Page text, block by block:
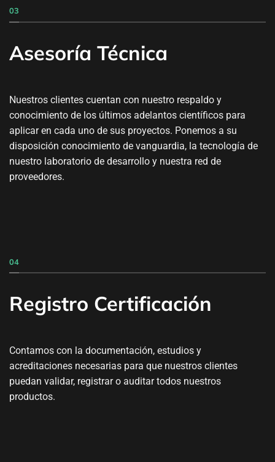
03
Asesoría Técnica
Nuestros clientes cuentan con nuestro respaldo y
conocimiento de los últimos adelantos científicos para
aplicar en cada uno de sus proyectos. Ponemos a su
disposición conocimiento de vanguardia, la tecnología de
nuestro laboratorio de desarrollo y nuestra red de
proveedores.
04
Registro Certificación
Contamos con la documentación, estudios y
acreditaciones necesarias para que nuestros clientes
puedan validar, registrar o auditar todos nuestros
productos.